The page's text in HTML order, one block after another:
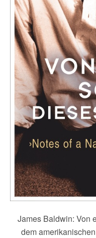
James Baldwin: Von
dem